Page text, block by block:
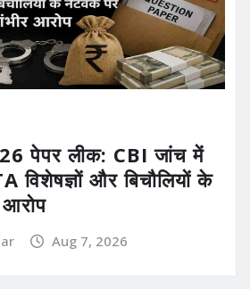
पेपर लीक: CBI जांच में
विशेषज्ञों और बिचौलियों के
Aug 7, 2026